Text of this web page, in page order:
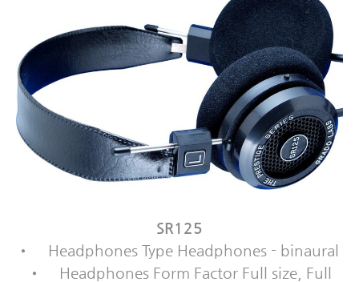
SR125
•
Headphones Type Headphones - binaural
•
Headphones Form Factor Full size, Full